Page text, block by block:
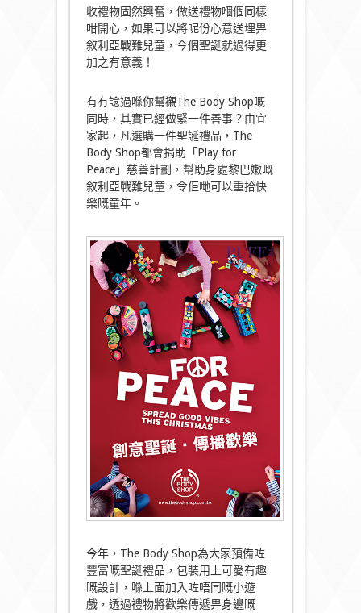
收禮物固然興奮，做送禮物嗰個同樣
咁開心，如果可以將呢份心意送埋畀
敘利亞戰難兒童，今個聖誕就過得更
加之有意義！
有冇諗過喺你幫襯The Body Shop嘅
同時，其實已經做緊一件善事？由宜
家起，凡選購一件聖誕禮品，The
Body Shop都會捐助「Play for
Peace」慈善計劃，幫助身處黎巴嫩嘅
敘利亞戰難兒童，令佢哋可以重拾快
樂嘅童年。
今年，The Body Shop為大家預備咗
豐富嘅聖誕禮品，包裝用上可愛有趣
嘅設計，喺上面加入咗唔同嘅小遊
戲，透過禮物將歡樂傳遞畀身邊嘅